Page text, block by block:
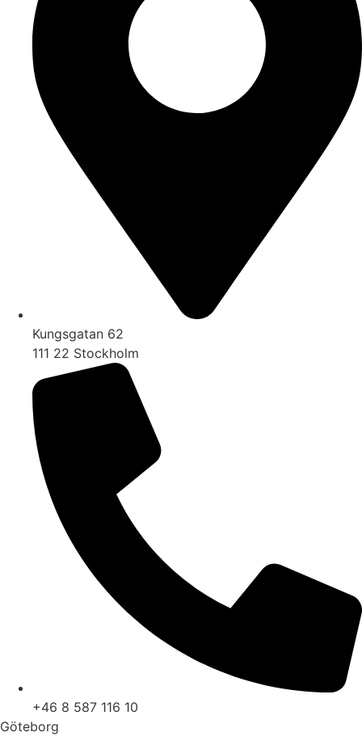
Kungsgatan 62
111 22 Stockholm
+46 8 587 116 10
Göteborg